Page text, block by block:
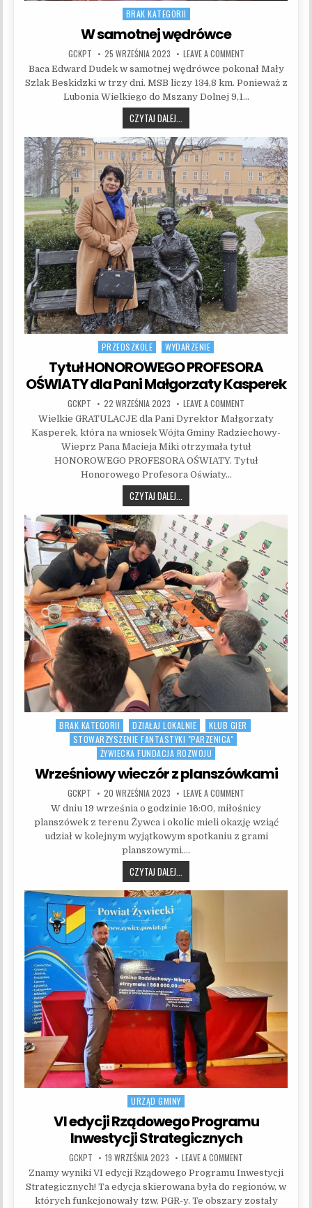
Posted in
BRAK KATEGORII
W samotnej wędrówce
AUTHOR:
GCKPT PUBLISHED DATE:
25 WRZEŚNIA 2023 LEAVE A COMMENTON W SAMOTNEJ
Baca Edward Dudek w samotnej wędrówce pokonał Mały
Szlak Beskidzki w trzy dni. MSB liczy 134,8 km. Ponieważ z
Lubonia Wielkiego do Mszany Dolnej 9,1…
CZYTAJ DALEJ...
Posted in
PRZEDSZKOLE WYDARZENIE
Tytuł HONOROWEGO PROFESORA
OŚWIATY dla Pani Małgorzaty Kasperek
AUTHOR:
GCKPT PUBLISHED DATE:
22 WRZEŚNIA 2023 LEAVE A COMMENT
Wielkie GRATULACJE dla Pani Dyrektor Małgorzaty
Kasperek, która na wniosek Wójta Gminy Radziechowy-
Wieprz Pana Macieja Miki otrzymała tytuł
HONOROWEGO PROFESORA OŚWIATY. Tytuł
Honorowego Profesora Oświaty…
CZYTAJ DALEJ...
Posted in
BRAK KATEGORII DZIAŁAJ LOKALNIE
KLUB GIER
STOWARZYSZENIE FANTASTYKI "PARZENICA"
ŻYWIECKA FUNDACJA ROZWOJU
Wrześniowy wieczór z planszówkami
AUTHOR:
GCKPT PUBLISHED DATE:
20 WRZEŚNIA 2023 LEAVE A COMMENT
W dniu 19 września o godzinie 16:00, miłośnicy
planszówek z terenu Żywca i okolic mieli okazję wziąć
udział w kolejnym wyjątkowym spotkaniu z grami
planszowymi….
CZYTAJ DALEJ...
Posted in
URZĄD GMINY
VI edycji Rządowego Programu
Inwestycji Strategicznych
AUTHOR:
GCKPT PUBLISHED DATE:
19 WRZEŚNIA 2023 LEAVE A COMMENT
Znamy wyniki VI edycji Rządowego Programu Inwestycji
Strategicznych! Ta edycja skierowana była do regionów, w
których funkcjonowały tzw. PGR-y. Te obszary zostały